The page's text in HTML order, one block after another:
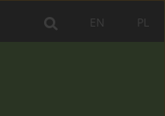
PL
EN